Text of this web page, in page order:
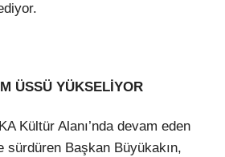
ÜSSÜ YÜKSELİYOR
Kültür Alanı’nda devam eden
sürdüren Başkan Büyükakın,